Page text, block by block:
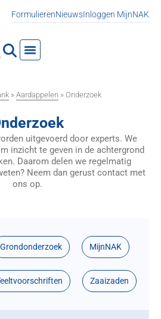
FormulierenNieuwsInloggen MijnNAK
» Aardappelen » Onderzoek
uitgevoerd door experts. We
inzicht te geven in de achtergrond
Daarom delen we regelmatig
Neem dan gerust contact met
ons op.
Grondonderzoek MijnNAK
Zaaizaden